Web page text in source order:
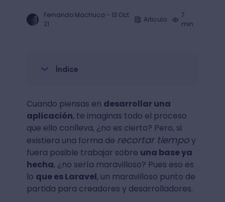
Fernando Machuca - 13 Oct
21
Articulo
7
min.
Índice
Cuando piensas en desarrollar una
aplicación, te imaginas todo el proceso
que ello conlleva, ¿no es cierto? Pero, si
existiera una forma de recortar tiempoy
fuera posible trabajar sobre una base ya
hecha, ¿no sería maravilloso? Pues eso es
lo que es Laravel, un maravilloso punto de
partida para creadores y desarrolladores.